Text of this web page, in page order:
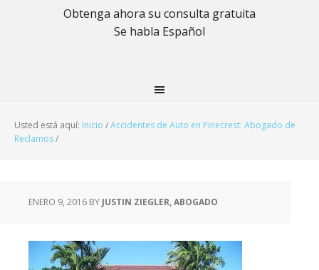
Obtenga ahora su consulta gratuita
Se habla Español
Usted está aquí: Inicio /Accidentes de Auto en Pinecrest: Abogado de
Reclamos/
ENERO 9, 2016 BY JUSTIN ZIEGLER, ABOGADO